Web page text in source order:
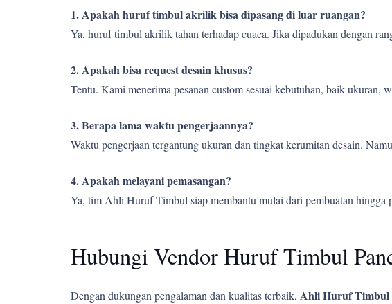
1. Apakah huruf timbul akrilik bisa dipasang di luar ruangan?
Ya, huruf timbul akrilik tahan terhadap cuaca. Jika dipadukan dengan
2. Apakah bisa request desain khusus?
Tentu. Kami menerima pesanan custom sesuai kebutuhan, baik ukuran,
3. Berapa lama waktu pengerjaannya?
Waktu pengerjaan tergantung ukuran dan tingkat kerumitan desain.
4. Apakah melayani pemasangan?
Ya, tim Ahli Huruf Timbul siap membantu mulai dari pembuatan hingga
Hubungi Vendor Huruf Timbul
Dengan dukungan pengalaman dan kualitas terbaik, Ahli Huruf Timbul